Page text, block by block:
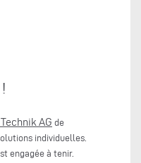
AG de
individuelles.
engagée à tenir.